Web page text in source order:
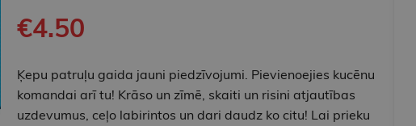
€4.50
Ķepu patruļu gaida jauni piedzīvojumi. Pievienoejies kucēnu
komandai arī tu! Krāso un zīmē, skaiti un risini atjautības
uzdevumus, ceļo labirintos un dari daudz ko citu! Lai prieku